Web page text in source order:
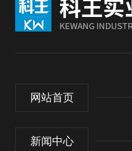
网站首页
新闻中心